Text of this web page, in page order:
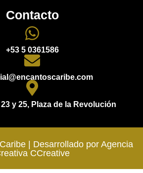
Contacto
+53 5 0361586
y 25, Plaza de la Revolución
| Desarrollado por Agencia
CCreative